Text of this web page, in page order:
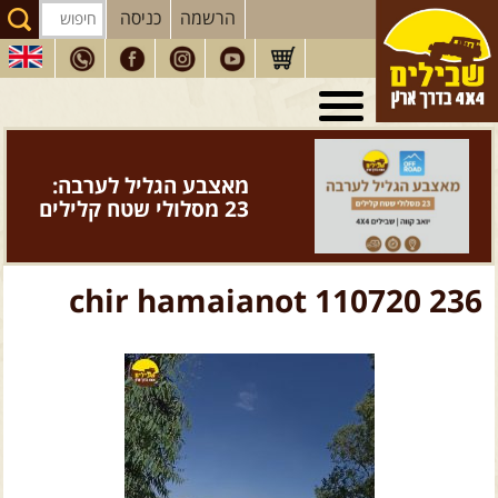
הרשמה כניסה
טיולי 4X4
בארץ
מסעות בעולם
טיוליםלרכב פנאי
הדרכותנהיגה
המדריכיםשלנו
הירשמו לניוזלטר שבילים
הבלוג של יואב קווה
פודקאסט ג'יפאות
מאצבע הגליל לערבה:
23 מסלולי שטח קלילים
chir hamaianot 110720 236